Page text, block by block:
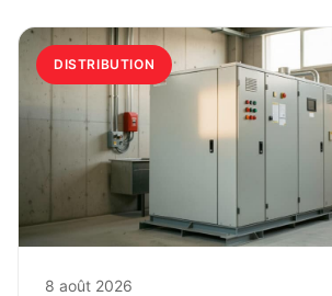
DISTRIBUTION
8 août 2026